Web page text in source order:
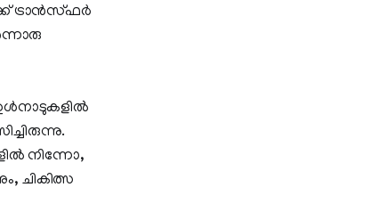
ട്രാന്‍സ്ഫര്‍
നിന്നോ,
ചികിത്സ